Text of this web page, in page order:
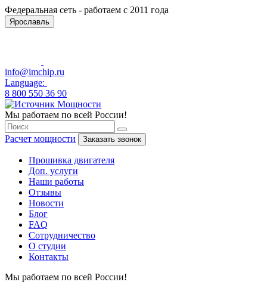
Федеральная сеть - работаем с 2011 года
Ярославль
info@imchip.ru
Language:
8 800 550 36 90
Мы работаем по всей России!
Расчет мощности Заказать звонок
Прошивка двигателя
Доп. услуги
Наши работы
Отзывы
Новости
Блог
FAQ
Сотрудничество
О студии
Контакты
Мы работаем по всей России!